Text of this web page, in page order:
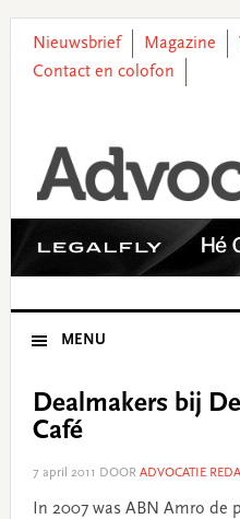
primary
main
primary
footer
Nieuwsbrief Magazine
Contact en colofon
MENU
Dealmakers bij
Café
7 april 2011 DOOR ADVOCATIE
In 2007 was ABN Amro de